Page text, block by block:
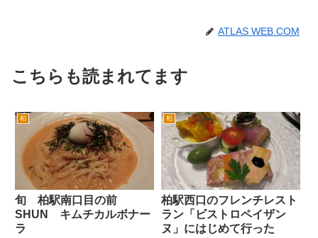
ATLAS WEB.COM
こちらも読まれてます
柏
旬 柏駅南口目の前
SHUN キムチカルボナー
ラ
柏
柏駅西口のフレンチレスト
ラン「ビストロペイザン
ヌ」にはじめて行った